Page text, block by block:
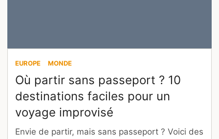
EUROPE MONDE
Où partir sans passeport ? 10
destinations faciles pour un
voyage improvisé
Envie de partir, mais sans passeport ? Voici des